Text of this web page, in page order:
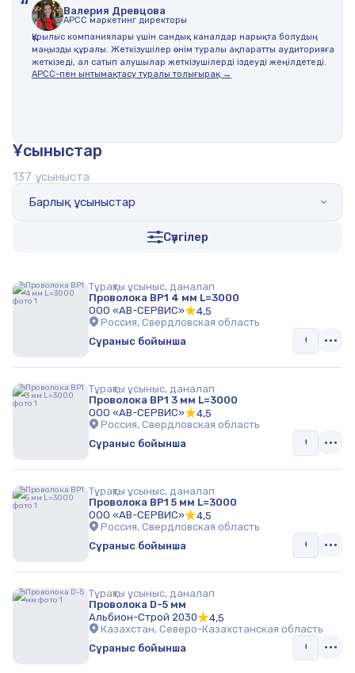
“ Валерия Древцова
АPCC маркетинг директоры
Құрылыс компаниялары үшін сандық каналдар нарықта болудың
маңызды құралы. Жеткізушілер өнім туралы ақпаратты аудиторияға
жеткізеді, ал сатып алушылар жеткізушілерді іздеуді жеңілдетеді.
АРСС-пен ынтымақтасу туралы толығырақ →
Ұсыныстар
Барлық ұсыныстар
Сүзгілер
137 ұсыныста
Тұрақты ұсыныс, даналап
Проволока ВР1 4 мм L=3000
ООО «АВ-СЕРВИС»
4,5
Россия, Свердловская область
Сұраныс бойынша
Тұрақты ұсыныс, даналап
Проволока ВР1 3 мм L=3000
ООО «АВ-СЕРВИС»
4,5
Россия, Свердловская область
Сұраныс бойынша
Тұрақты ұсыныс, даналап
Проволока ВР1 5 мм L=3000
ООО «АВ-СЕРВИС»
4,5
Россия, Свердловская область
Сұраныс бойынша
Тұрақты ұсыныс, даналап
Проволока D-5 мм
Альбион-Строй 2030
4,5
Казахстан, Северо-Казахстанская область
Сұраныс бойынша